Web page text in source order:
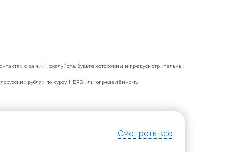
с вами. Пожалуйста, будьте осторожны и предусмотрительны.
рублях по курсу НБРБ или определённому
Смотреть все